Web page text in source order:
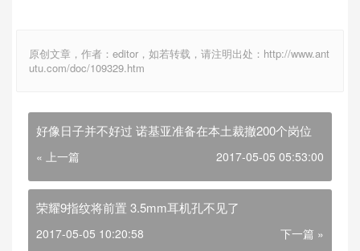
原创文章，作者：editor，如若转载，请注明出处：http://www.ant
utu.com/doc/109329.htm
好像日子并不好过 诺基亚准备在本土裁撤200个岗位
« 上一篇 2017-05-05 05:53:00
荣耀9指纹将前置 3.5mm耳机孔不见了
2017-05-05 10:20:58 下一篇 »